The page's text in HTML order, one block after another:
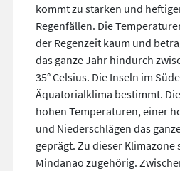
kommt zu starken und
Regenfällen. Die
der Regenzeit kaum und
das ganze Jahr hindurch
35° Celsius. Die Inseln im
Äquatorialklima bestimmt.
hohen Temperaturen, einer
und Niederschlägen das
geprägt. Zu dieser Klimazone
Mindanao zugehörig.